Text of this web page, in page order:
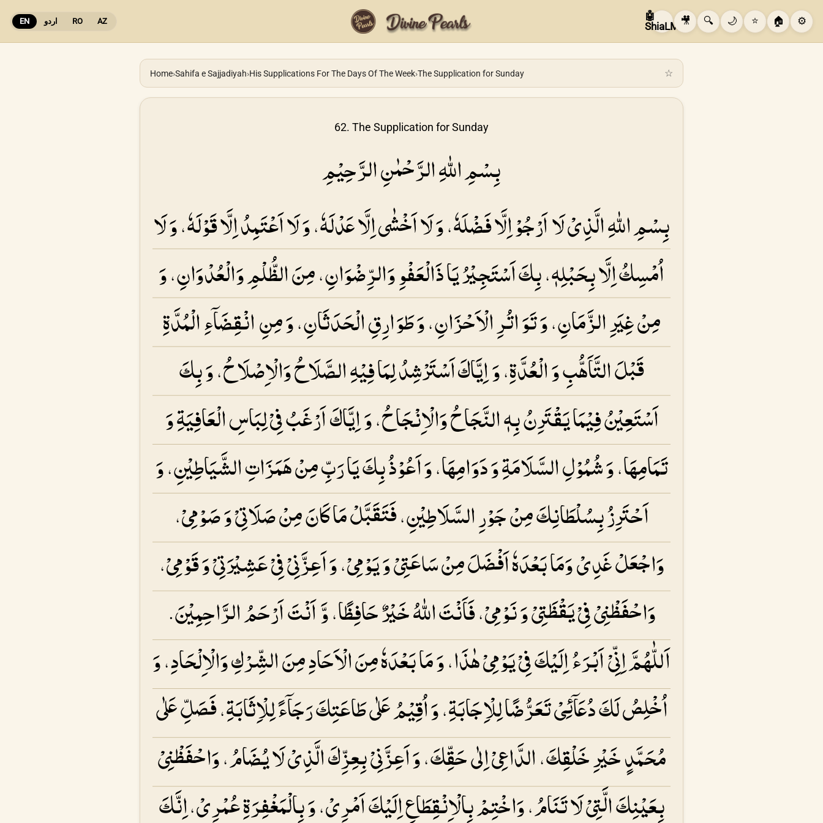
EN اردو RO AZ
🤖
ShiaLM 🎥 🔍 🌙 ⭐ 🏠 ⚙️
Home›Sahifa e Sajjadiyah›His Supplications For The Days Of The Week›The Supplication for Sunday ☆
62. The Supplication for Sunday
بِسْمِ اللهِ الرَّحْمٰنِ الرَّحِيْمِ
بِسْمِ اللهِ الَّذِىْ لَا اَرْجُوْ اِلَّا فَضْلَهٗ، وَ لَا اَخْشٰى اِلَّا عَدْلَهٗ، وَ لَا اَعْتَمِدُ اِلَّا قَوْلَهٗ، وَ لَا
اُمْسِكُ اِلَّا بِحَبْلِهٖ، بِكَ اَسْتَجِيْرُ يَا ذَالْعَفْوِ وَالرِّضْوَانِ، مِنَ الظُّلْمِ وَالْعُدْوَانِ، وَ
مِنْ غِيَرِ الزَّمَانِ، وَ تَوَاتُرِ الْاَحْزَانِ، وَ طَوَارِقِ الْحَدَثَانِ، وَ مِنِ انْقِضَاۤءِ الْمُدَّةِ
قَبْلَ التَّاَهُّبِ وَ الْعُدَّةِ، وَ اِيَّاكَ اَسْتَرْشِدُ لِمَا فِيْهِ الصَّلَاحُ وَالْاِصْلَاحُ، وَ بِكَ
اَسْتَعِيْنُ فِيْمَا يَقْتَرِنُ بِهٖ النَّجَاحُ وَالْاِنْجَاحُ، وَ اِيَّاكَ اَرْغَبُ فِىْ لِبَاسِ الْعَافِيَةِ وَ
تَمَامِهَا، وَ شُمُوْلِ السَّلَامَةِ وَ دَوَامِهَا، وَ اَعُوْذُ بِكَ يَا رَبِّ مِنْ هَمَزَاتِ الشَّيَاطِيْنِ، وَ
اَحْتَرِزُ بِسُلْطَانِكَ مِنْ جَوْرِ السَّلَاطِيْنِ، فَتَقَبَّلْ مَا كَانَ مِنْ صَلَاتِىْ وَ صَوْمِىْ،
وَاجْعَلْ غَدِىْ وَمَا بَعْدَهٗ اَفْضَلَ مِنْ سَاعَتِىْ وَ يَوْمِىْ، وَ اَعِزَّنِىْ فِىْ عَشِيْرَتِىْ وَ قَوْمِىْ،
وَاحْفَظْنِىْ فِىْ يَقْظَتِىْ وَ نَوْمِىْ، فَاَنْتَ اللهُ خَيْرٌ حَافِظًا، وَّ اَنْتَ اَرْحَمُ الرَّاحِمِيْنَ.
اَللّٰهُمَّ اِنِّىْ اَبْرَءُ اِلَيْكَ فِىْ يَوْمِىْ هٰذَا، وَ مَا بَعْدَهٗ مِنَ الْاَحَادِ مِنَ الشِّرْكِ وَالْاِلْحَادِ، وَ
اُخْلِصُ لَكَ دُعَاۤئِىْ تَعَرُّضًا لِلْاِجَابَةِ، وَ اُقِيْمُ عَلٰى طَاعَتِكَ رَجَاۤءً لِلْاِثَابَةِ، فَصَلِّ عَلٰى
مُحَمَّدٍ خَيْرِ خَلْقِكَ، الدَّاعِىْ اِلٰى حَقِّكَ، وَ اَعِزَّنِىْ بِعِزِّكَ الَّذِىْ لَا يُضَامُ، وَاحْفَظْنِىْ
بِعَيْنِكَ الَّتِىْ لَا تَنَامُ، وَاخْتِمْ بِالْاِنْقِطَاعِ اِلَيْكَ اَمْرِىْ، وَ بِالْمَغْفِرَةِ عُمْرِىْ،اِنَّكَ